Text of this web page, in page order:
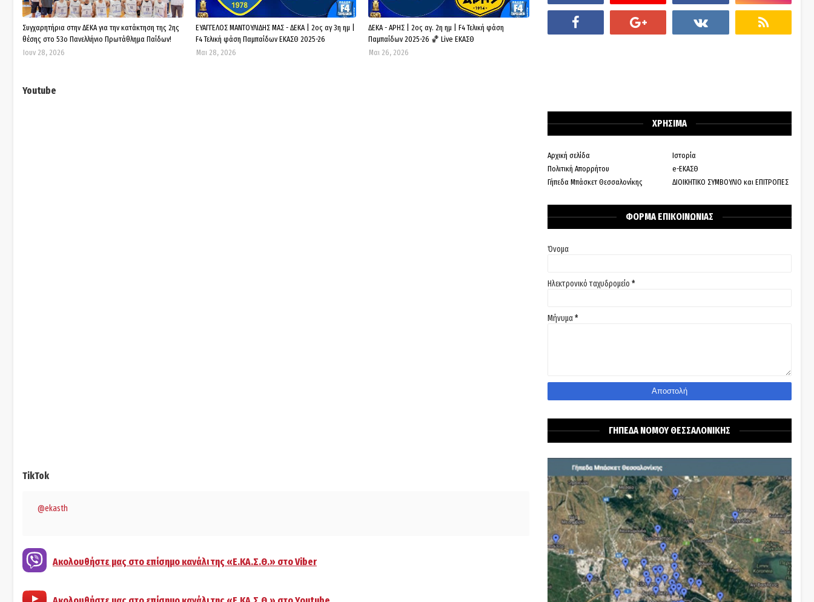
Συγχαρητήρια στην ΔΕΚΑ για την κατάκτηση της 2ης
θέσης στο 53ο Πανελλήνιο Πρωτάθλημα Παίδων!
Ιουν 28, 2026
ΕΥΑΓΓΕΛΟΣ ΜΑΝΤΟΥΛΙΔΗΣ ΜΑΣ - ΔΕΚΑ | 2ος αγ 3η ημ |
F4 Τελική φάση Παμπαίδων ΕΚΑΣΘ 2025-26
Μαι 28, 2026
ΔΕΚΑ - ΑΡΗΣ | 2ος αγ. 2η ημ | F4 Τελική φάση
Παμπαίδων 2025-26 🏀 Live ΕΚΑΣΘ
Μαι 26, 2026
Youtube
TikTok
@ekasth
Ακολουθήστε μας στο επίσημο κανάλι της «Ε.ΚΑ.Σ.Θ.» στο Viber
ΧΡΗΣΙΜΑ
Αρχική σελίδα
Ιστορία
Πολιτική Απορρήτου
e-ΕΚΑΣΘ
Γήπεδα Μπάσκετ Θεσσαλονίκης
ΔΙΟΙΚΗΤΙΚΟ ΣΥΜΒΟΥΛΙΟ και ΕΠΙΤΡΟΠΕΣ
ΦΟΡΜΑ ΕΠΙΚΟΙΝΩΝΙΑΣ
Όνομα
Ηλεκτρονικό ταχυδρομείο *
Μήνυμα*
ΓΗΠΕΔΑ ΝΟΜΟΥ ΘΕΣΣΑΛΟΝΙΚΗΣ